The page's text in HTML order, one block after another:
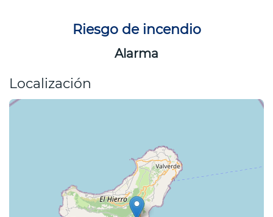
Riesgo de incendio
Alarma
Localización